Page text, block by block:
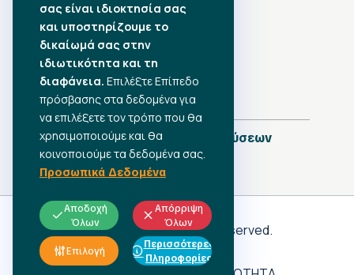
•Αύγουστος 2026
•Ιούλιος 2026
•Ιούνιος 2026
•Μάιος 2026
•Απρίλιος 2026
•Μάρτιος 2026
Πλήρες Ημερολόγιο Δημοσιεύσεων
Γ.Σ.Ε.Ε
© 2026 All rights reserved.
ΠΡΟΣΩΠΙΚΑ ΔΕΔΟΜΕΝΑ
σας είναι ιδιοκτησία σας
και υποστηρίζουμε το
δικαίωμά σας στην
ιδιωτικότητα και τη
διαφάνεια. Επιλέξτε Επίπεδο
πρόσβασης στα δεδομένα για
να επιλέξετε τον τρόπο που θα
χρησιμοποιούμε και θα
κοινοποιούμε τα δεδομένα σας.
Προσωπικά Δεδομένα
Αποδοχή
Όλων
Απόρριψη
Όλων
Επιλογή
Περισσότερες
Πληροφορίες